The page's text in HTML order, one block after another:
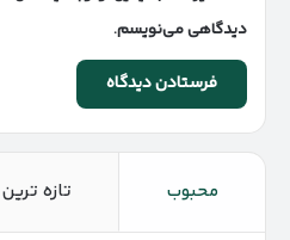
دیدگاهی می‌نویسم.
محبوب تازه ترین